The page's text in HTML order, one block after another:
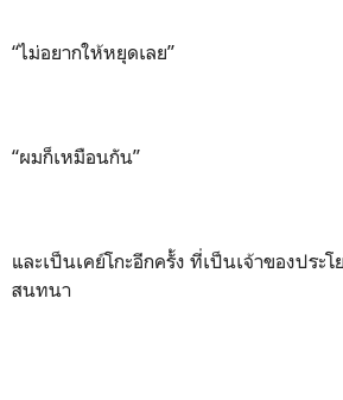
“ไม่อยากให้หยุดเลย”
“ผมก็เหมือนกัน”
และเป็นเคย์โกะอีกครั้ง ที่เป็นเจ้าของประ
สนทนา